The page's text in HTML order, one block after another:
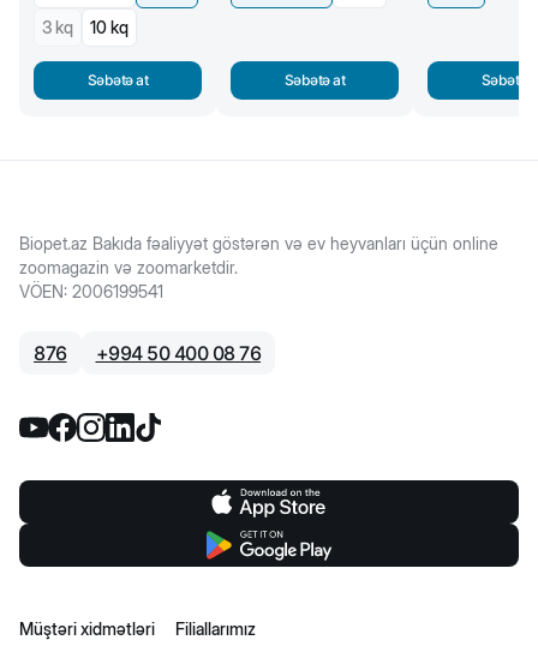
3 kq
10 kq
Səbətə at Səbətə at Səbətə
Biopet.az Bakıda fəaliyyət göstərən və ev heyvanları üçün online
zoomagazin və zoomarketdir.
VÖEN: 2006199541
876 +994 50 400 08 76
Müştəri xidmətləri
Filiallarımız